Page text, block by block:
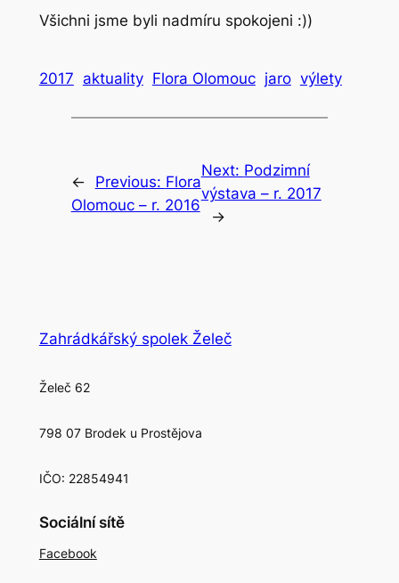
Všichni jsme byli nadmíru spokojeni :))
2017 aktuality Flora Olomouc jaro výlety
← Previous: Flora
Olomouc – r. 2016
Next: Podzimní
výstava – r. 2017
→
Zahrádkářský spolek Želeč
Želeč 62
798 07 Brodek u Prostějova
IČO: 22854941
Sociální sítě
Facebook